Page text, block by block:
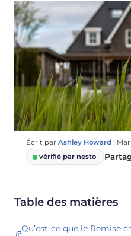
Écrit par Ashley Howard | Mar
vérifié par nesto
Table des matières
Qu’est-ce que le Remise